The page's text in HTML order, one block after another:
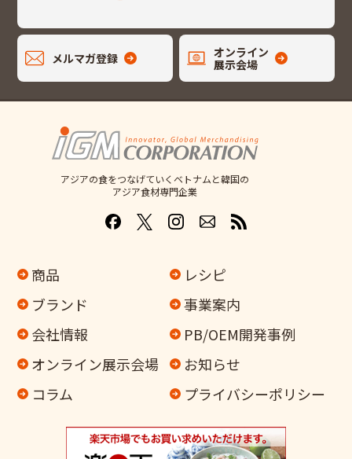
メルマガ登録
オンライン
展示会場
アジアの食をつなげていくベトナムと韓国の
アジア食材専門企業
商品
レシピ
ブランド
事業案内
会社情報
PB/OEM開発事例
オンライン展示会場
お知らせ
コラム
プライバシーポリシー